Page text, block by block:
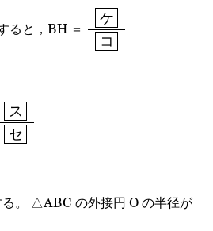
ク}}}
ると，BH ＝
{\boxed{\textsf{
コ
ケ
サ}}\enspace}
シ}}}
\cfrac{\enspace\boxed{\textsf{
{\boxed{\textsf{セ}}}
セ
ス
。 △ABC の外接円 O の半径が